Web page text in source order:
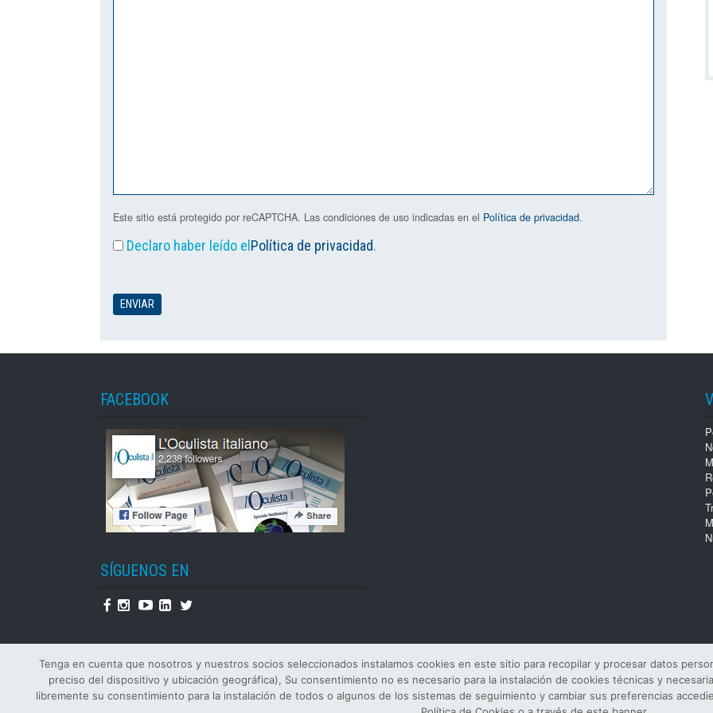
Este sitio está protegido por reCAPTCHA. Las condiciones de uso indicadas en el Política de privacidad.
Declaro haber leído el Política de privacidad.
FACEBOOK
SÍGUENOS EN
Facebook
Instagram
YoutubeLinkedin
Twitter
Tenga en cuenta que nosotros y nuestros socios seleccionados instalamos cookies en este sitio para recopilar y procesar datos
preciso del dispositivo y ubicación geográfica), Su consentimiento no es necesario para la instalación de cookies técnicas y
libremente su consentimiento para la instalación de todos o algunos de los sistemas de seguimiento y cambiar sus preferencias